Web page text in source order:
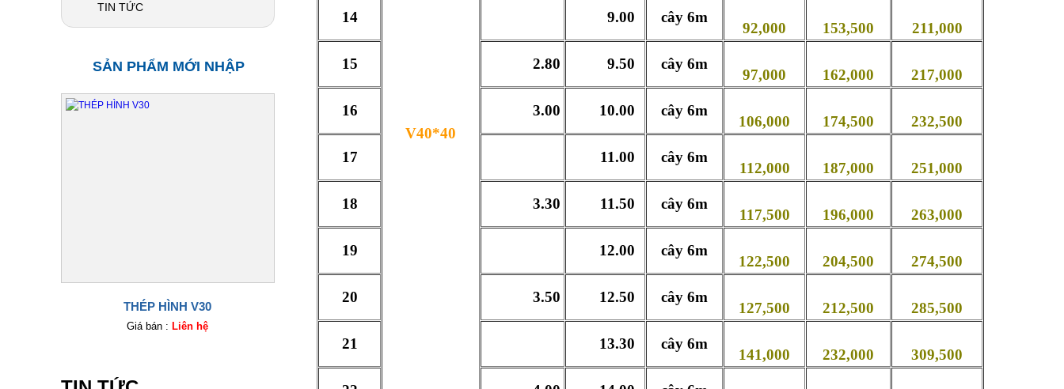
V40*40
14 9.00 cây 6m
92,000 153,500 211,000
15 2.80 9.50 cây 6m
97,000 162,000 217,000
16 3.00 10.00 cây 6m
106,000 174,500 232,500
17 11.00 cây 6m
112,000 187,000 251,000
18 3.30 11.50 cây 6m
117,500 196,000 263,000
19 12.00 cây 6m
122,500 204,500 274,500
20 3.50 12.50 cây 6m
127,500 212,500 285,500
21 13.30 cây 6m
141,000 232,000 309,500
TIN TỨC
SẢN PHẨM MỚI NHẬP
THÉP HÌNH V30
Giá bán : Liên hệ